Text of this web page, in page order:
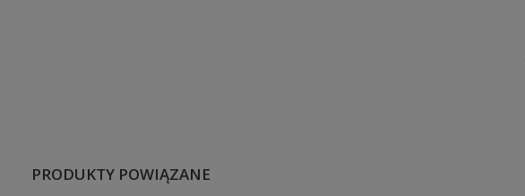
PRODUKTY POWIĄZANE